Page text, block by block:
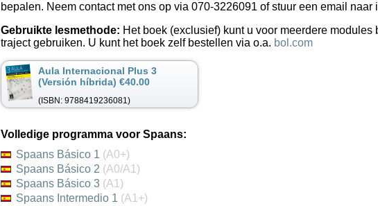
bepalen. Neem contact met ons op via 070-3226091 of stuur een email naar
Gebruikte lesmethode: Het boek (exclusief) kunt u voor meerdere modules
traject gebruiken. U kunt het boek zelf bestellen via o.a. bol.com
Aula Internacional Plus 3
(Versión híbrida) €40.00
(ISBN: 9788419236081)
Volledige programma voor Spaans:
Spaans Básico 1 (A0+)
Spaans Básico 2 (A0/A1)
Spaans Básico 3 (A1)
Spaans Intermedio 1 (A1+)